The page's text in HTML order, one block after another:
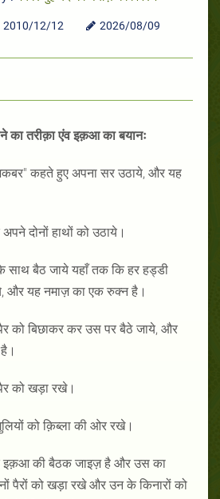
2010/12/12 2026/08/09
का तरीक़ा एंव इक़आ का बयानः
कहते हुए अपना सर उठाये, और यह
दोनों हाथों को उठाये।
साथ बैठ जाये यहाँ तक कि हर हड्डी
और यह नमाज़ का एक रुक्न है।
को बिछाकर कर उस पर बैठे जाये, और
को खड़ा रखे।
को क़िब्ला की ओर रखे।
इक़आ की बैठक जाइज़ है और उस का
पैरों को खड़ा रखे और उन के किनारों को